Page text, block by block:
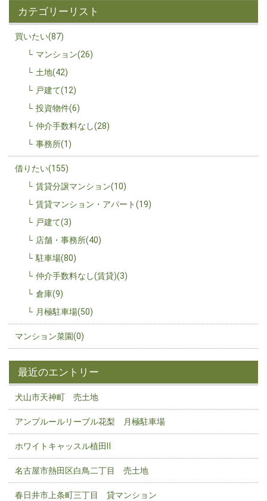
カテゴリーリスト
買いたい(87)
マンション(26)
土地(42)
戸建て(12)
投資物件(6)
仲介手数料なし(28)
事務所(1)
借りたい(155)
賃貸分譲マンション(10)
賃貸マンション・アパート(19)
戸建て(3)
店舗・事務所(40)
駐車場(80)
仲介手数料なし(賃貸)(3)
倉庫(9)
月極駐車場(50)
マンション菜園(0)
最近のエントリー
犬山市天神町 売土地
アンプルールリーブル花梨 月極駐車場
ホワイトキャッスル植田Ⅱ
名古屋市熱田区白鳥二丁目 売土地
春日井市上条町三丁目 貸マンション